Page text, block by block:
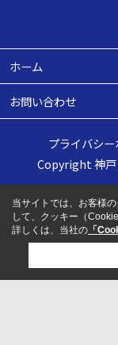
ホーム
お問い合わせ
プライバシ
Copyright 神
当サイトでは、お客様
して、クッキー（
詳しくは、当社の 「